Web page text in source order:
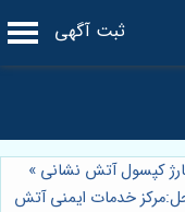
ثبت آگهی
کپسول آتش نشانی »
خدمات ایمنی آتش